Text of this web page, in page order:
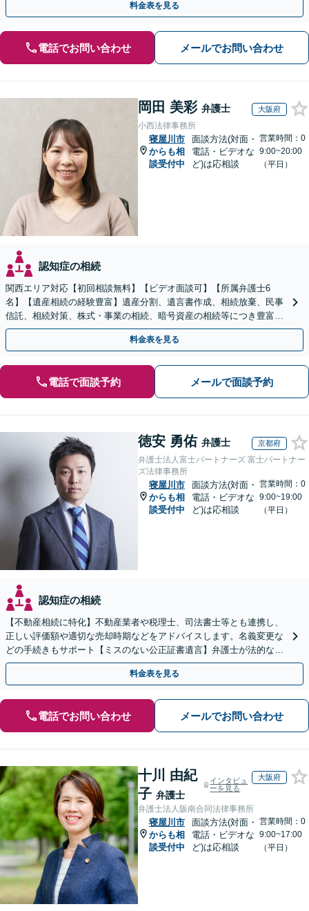
料金表を見る
電話でお問い合わせ メールでお問い合わせ
岡田 美彩 弁護士 大阪府
小西法律事務所
寝屋川市
からも相
談受付中
面談方法(対面・
電話・ビデオな
ど)は応相談
営業時間：0
9:00~20:00
（平日）
認知症の相続
関西エリア対応【初回相談無料】【ビデオ面談可】【所属弁護士6
名】【遺産相続の経験豊富】遺産分割、遺言書作成、相続放棄、民事
信託、相続対策、株式・事業の相続、暗号資産の相続等につき豊富な
対応実績。【バリアフリー】【完全個室対応】
料金表を見る
電話で面談予約 メールで面談予約
徳安 勇佑 弁護士 京都府
弁護士法人富士パートナーズ 富士パートナー
ズ法律事務所
寝屋川市
からも相
談受付中
面談方法(対面・
電話・ビデオな
ど)は応相談
営業時間：0
9:00~19:00
（平日）
認知症の相続
【不動産相続に特化】不動産業者や税理士、司法書士等とも連携し、
正しい評価額や適切な売却時期などをアドバイスします。名義変更な
どの手続きもサポート【ミスのない公正証書遺言】弁護士が法的な観
点から遺言書を作成します。
料金表を見る
電話でお問い合わせ メールでお問い合わせ
十川 由紀
子 弁護士
インタビュ
ーを見る
大阪府
弁護士法人阪南合同法律事務所
寝屋川市
からも相
談受付中
面談方法(対面・
電話・ビデオな
ど)は応相談
営業時間：0
9:00~17:00
（平日）